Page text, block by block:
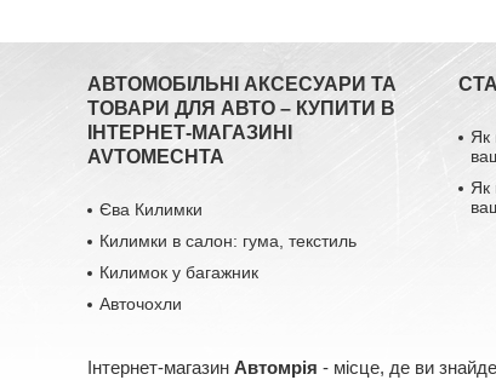
АВТОМОБІЛЬНІ АКСЕСУАРИ ТА
ТОВАРИ ДЛЯ АВТО – КУПИТИ В
ІНТЕРНЕТ-МАГАЗИНІ
AVTOMECHTA
Єва Килимки
Килимки в салон: гума, текстиль
Килимок у багажник
Авточохли
Як
Як
Інтернет-магазин Автомрія - місце, де ви